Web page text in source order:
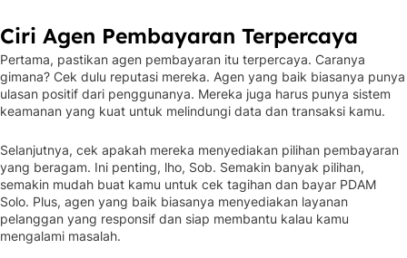
Ciri Agen Pembayaran Terpercaya
Pertama, pastikan agen pembayaran itu terpercaya. Caranya
gimana? Cek dulu reputasi mereka. Agen yang baik biasanya punya
ulasan positif dari penggunanya. Mereka juga harus punya sistem
keamanan yang kuat untuk melindungi data dan transaksi kamu.
Selanjutnya, cek apakah mereka menyediakan pilihan pembayaran
yang beragam. Ini penting, lho, Sob. Semakin banyak pilihan,
semakin mudah buat kamu untuk cek tagihan dan bayar PDAM
Solo. Plus, agen yang baik biasanya menyediakan layanan
pelanggan yang responsif dan siap membantu kalau kamu
mengalami masalah.